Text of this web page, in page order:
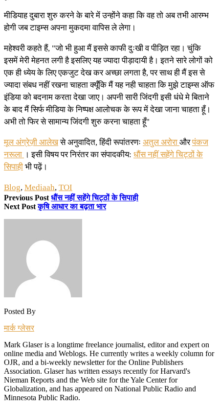
मीडियाह दुबारा शुरु करने के बारे में उन्होंने कहा कि वह तो अब तभी आरम्भ
होगी जब टाइम्स अपना मुकदमा वापिस ले लेगा।
महेश्वरी कहते हैं, "जो भी हुआ मैं इससे काफी दुःखी व पीड़ित रहा। चुंकि
इसमें मेरी मेहनत लगी है इसलिए यह ज्यादा पीड़ादायी है। इतने सारे लोगों को
एक ही ध्येय के लिए एकजुट देख कर अच्छा लगता है, पर साथ ही मैं इस से
ज्यादा संबध नहीं रखना चाहता क्यूँकि मैं यह नही चाहता कि मुझे टाइम्स ऑफ
इंडिया को बदनाम करता देखा जाए। अपनी सारी जिंदगी इसी धंधे मे बिताने
के बाद मैं सिर्फ मीडिया के निष्पक्ष आलोचक के रूप में देखा जाना चाहता हूँ।
अभी तो फिर से सामान्य जिंदगी शुरु करना चाहता हूँ"
मूल अंग्रेज़ी आलेखसे अनुवादित, हिंदी रूपांतरणः अतुल अरोरा औरपंकज
नरूला । इसी विषय पर निरंतर का संपादकीय: धौंस नहीं सहेंगे चिट्ठों के
सिपाही भी पढ़ें।
Blog, Mediaah, TOI
Previous Post धौंस नहीं सहेंगे चिट्ठों के सिपाही
Next Post कृषि आधार का बढ़ता भार
Posted By
मार्क ग्लेसर
Mark Glaser is a longtime freelance journalist, editor and expert on
online media and Weblogs. He currently writes a weekly column for
OJR, and a bi-weekly newsletter for the Online Publishers
Association. Glaser has written essays recently for Harvard's
Nieman Reports and the Web site for the Yale Center for
Globalization, and has appeared on National Public Radio and
Minnesota Public Radio.